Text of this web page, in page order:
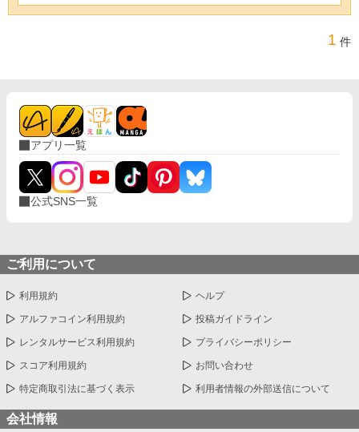
1 件
アプリ一覧
公式SNS一覧
ご利用について
利用規約 ヘルプ
アルファコイン利用規約 投稿ガイドライン
レンタルサービス利用規約 プライバシーポリシー
スコア利用規約 お問い合わせ
特定商取引法に基づく表示 利用者情報の外部送信について
会社情報